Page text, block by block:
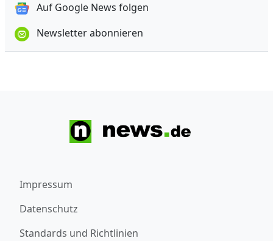
Auf Google News folgen
Newsletter abonnieren
Impressum
Datenschutz
Standards und Richtlinien